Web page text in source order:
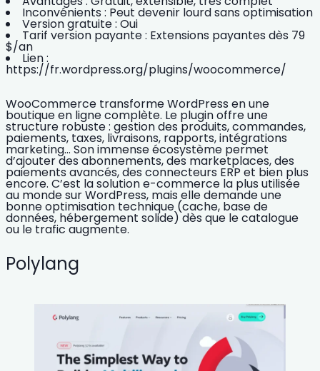
Inconvénients : Peut devenir lourd sans optimisation
Version gratuite : Oui
Tarif version payante : Extensions payantes dès 79
$/an
Lien :
https://fr.wordpress.org/plugins/woocommerce/
WooCommerce transforme WordPress en une
boutique en ligne complète. Le plugin offre une
structure robuste : gestion des produits, commandes,
paiements, taxes, livraisons, rapports, intégrations
marketing… Son immense écosystème permet
d’ajouter des abonnements, des marketplaces, des
paiements avancés, des connecteurs ERP et bien plus
encore. C’est lasolution e-commerce la plus utilisée
au monde sur WordPress, mais elle demande une
bonne optimisation technique (cache, base de
données, hébergement solide) dès que le catalogue
ou le trafic augmente.
Polylang